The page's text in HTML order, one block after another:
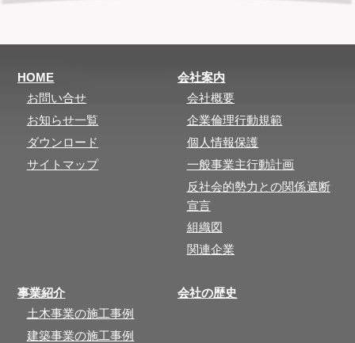
HOME
お問い合せ
お知らせ一覧
ダウンロード
サイトマップ
会社案内
会社概要
企業倫理行動規範
個人情報保護
一般事業主行動計画
反社会的勢力との関係遮断
宣言
組織図
関連企業
事業紹介
土木事業の施工事例
建築事業の施工事例
会社の歴史